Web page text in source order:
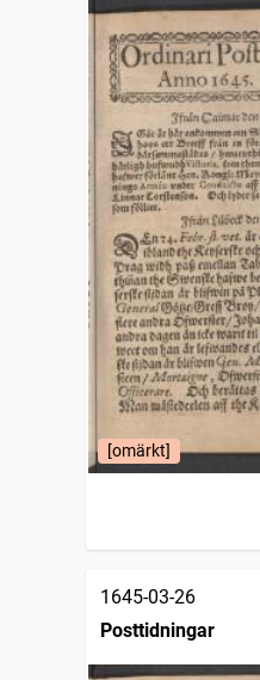
[omärkt]
1645-03-26
Posttidningar